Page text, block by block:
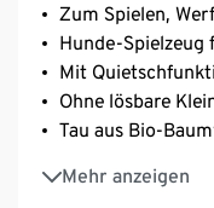
Zum Spielen,
Hunde-
Mit
Ohne lösbare
Tau aus Bio-
Mehr anzeigen
Dieses Tau-
Exklusiv für